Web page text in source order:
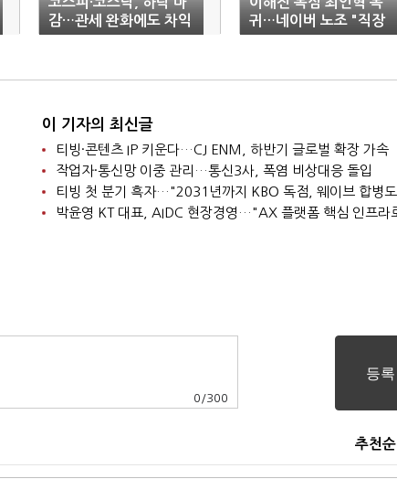
감…관세 완화에도 차익
실현 출회
귀…네이버 노조 "직장
내 괴롭힘 책임자 복귀
이 기자의 최신글
티빙·콘텐츠 IP 키운다…CJ ENM, 하반기 글로벌 확장 가속
작업자·통신망 이중 관리…통신3사, 폭염 비상대응 돌입
0 /300
추천순